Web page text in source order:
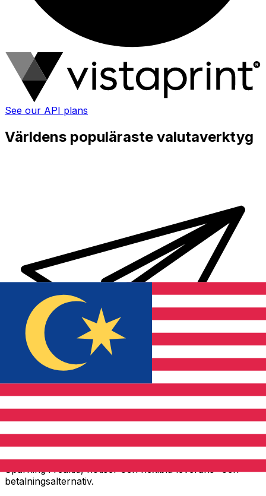
See our API plans
Världens populäraste valutaverktyg
XE Internationella valutaöverföringar
Skicka pengar online snabbt, säkert och enkelt.
Spårning i realtid, notiser och flexibla leverans- och
betalningsalternativ.